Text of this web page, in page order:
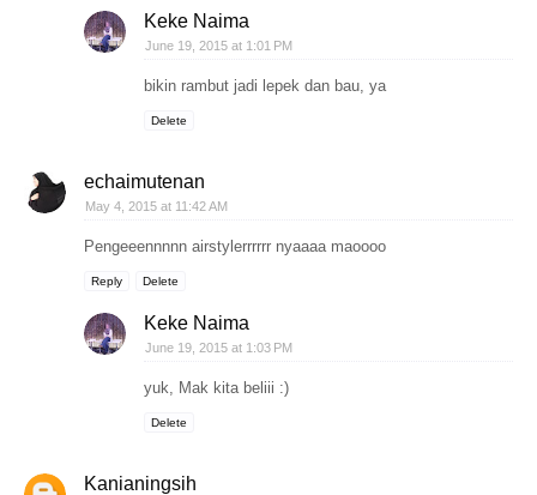
Keke Naima
June 19, 2015 at 1:01 PM
bikin rambut jadi lepek dan bau, ya
Delete
echaimutenan
May 4, 2015 at 11:42 AM
Pengeeennnnn airstylerrrrrr nyaaaa maoooo
Reply Delete
Keke Naima
June 19, 2015 at 1:03 PM
yuk, Mak kita beliii :)
Delete
Kanianingsih